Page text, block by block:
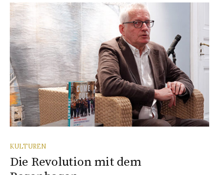
KULTUREN
Die Revolution mit dem